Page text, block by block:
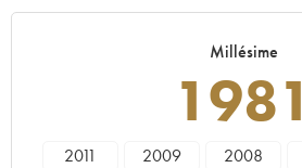
Millésime
1981
2011 2009 2008